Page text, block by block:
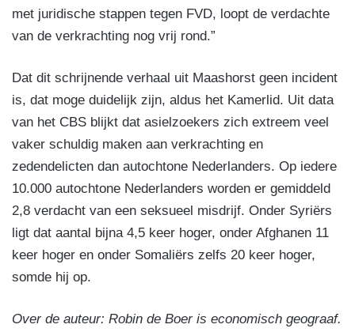
met juridische stappen tegen FVD, loopt de verdachte
van de verkrachting nog vrij rond.”
Dat dit schrijnende verhaal uit Maashorst geen incident
is, dat moge duidelijk zijn, aldus het Kamerlid. Uit data
van het CBS blijkt dat asielzoekers zich extreem veel
vaker schuldig maken aan verkrachting en
zedendelicten dan autochtone Nederlanders. Op iedere
10.000 autochtone Nederlanders worden er gemiddeld
2,8 verdacht van een seksueel misdrijf. Onder Syriërs
ligt dat aantal bijna 4,5 keer hoger, onder Afghanen 11
keer hoger en onder Somaliërs zelfs 20 keer hoger,
somde hij op.
Over de auteur: Robin de Boer is economisch geograaf.